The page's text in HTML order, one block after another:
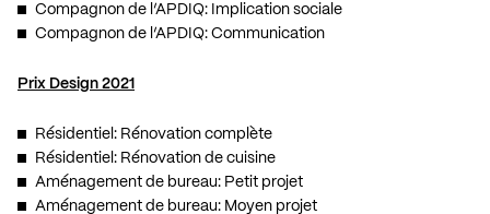
Compagnon de l’APDIQ: Implication sociale
Compagnon de l’APDIQ: Communication
Prix Design 2021
Résidentiel: Rénovation complète
Résidentiel: Rénovation de cuisine
Aménagement de bureau: Petit projet
Aménagement de bureau: Moyen projet